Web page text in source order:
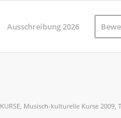
Ausschreibung 2026
KURSE, Musisch-kulturelle Kurse 2009,